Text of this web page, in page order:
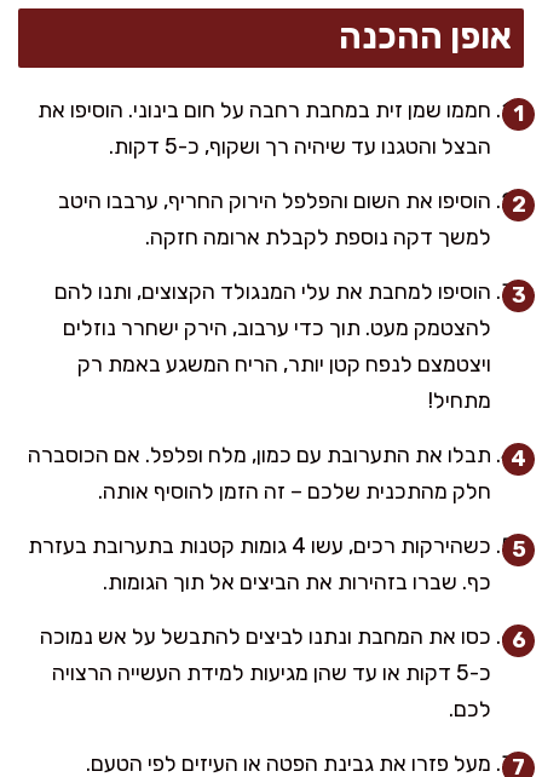
אופן ההכנה
חממו שמן זית במחבת רחבה על חום בינוני. הוסיפו את
הבצל והטגנו עד שיהיה רך ושקוף, כ-5 דקות.
הוסיפו את השום והפלפל הירוק החריף, ערבבו היטב
למשך דקה נוספת לקבלת ארומה חזקה.
הוסיפו למחבת את עלי המנגולד הקצוצים, ותנו להם
להצטמק מעט. תוך כדי ערבוב, הירק ישחרר נוזלים
ויצטמצם לנפח קטן יותר, הריח המשגע באמת רק
מתחיל!
תבלו את התערובת עם כמון, מלח ופלפל. אם הכוסברה
חלק מהתכנית שלכם – זה הזמן להוסיף אותה.
כשהירקות רכים, עשו 4 גומות קטנות בתערובת בעזרת
כף. שברו בזהירות את הביצים אל תוך הגומות.
כסו את המחבת ונתנו לביצים להתבשל על אש נמוכה
כ-5 דקות או עד שהן מגיעות למידת העשייה הרצויה
לכם.
מעל פזרו את גבינת הפטה או העיזים לפי הטעם.